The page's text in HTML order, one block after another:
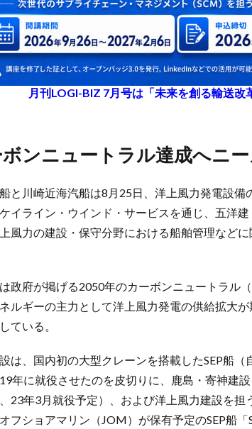
月刊LOGI-BIZ 7月号は「未来を創る輸送
ボンニュートラル達成へニ
と川崎近海汽船は8月25日、洋上風力発電設
イライン・ウインド・サービスを通じ、五洋建
風力の建設・保守分野における船舶管理など
政府が掲げる2050年のカーボンニュートラル
ルギーの主力として洋上風力発電の供給拡大
ている。
は、国内初の大型クレーンを搭載したSEP船
年に就役させたのを皮切りに、鹿島・寄神建
、23年3月就役予定）、および洋上風力建設を
フショアマリン（JOM）が保有予定のSEP船